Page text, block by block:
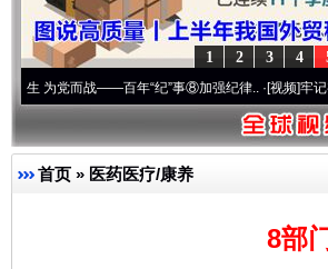
4
3
2
1
而战——百年“纪”事⑧加强纪律..·[视频]牢记初心使命
首页 » 医药医疗/康养
8部